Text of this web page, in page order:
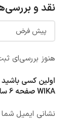
نقد و
هنوز بررسی‌ای
اولین کسی
WIKA صفحه 6 سانت افقی”
نشانی ایمیل